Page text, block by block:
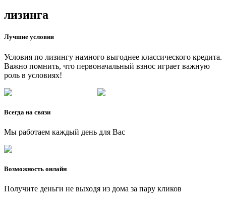
лизинга
Лучшие условия
Условия по лизингу намного выгоднее классического кредита.
Важно помнить, что первоначальный взнос играет важную
роль в условиях!
Всегда на связи
Мы работаем каждый день для Вас
Возможность онлайн
Получите деньги не выходя из дома за пару кликов